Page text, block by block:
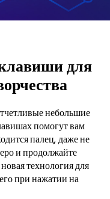
для
небольшие
помогут вам
палец, даже не
и продолжайте
технология для
при нажатии на